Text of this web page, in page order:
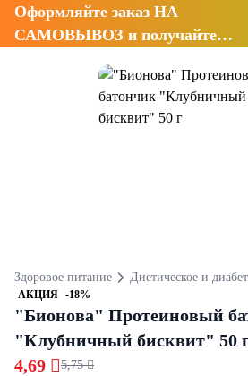
Оформляйте заказ НА
САМОВЫВОЗ и получайте
Здоровое питание Диетическое и
АКЦИЯ -18%
"Бионова" Протеиновый
"Клубничный бисквит" 50
4,69 5,75 